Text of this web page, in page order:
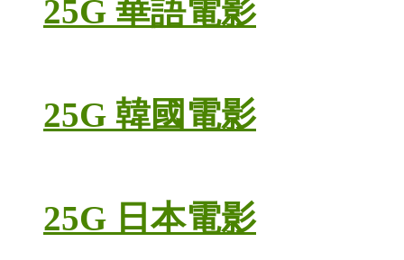
25G 華語電影
25G 韓國電影
25G 日本電影